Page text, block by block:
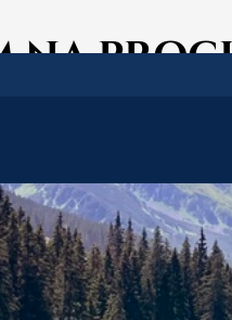
NA
připravili několik tipů na